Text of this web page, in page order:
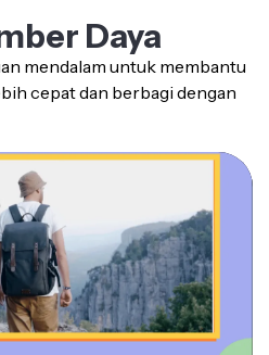
Daya
mendalam untuk membantu
cepat dan berbagi dengan